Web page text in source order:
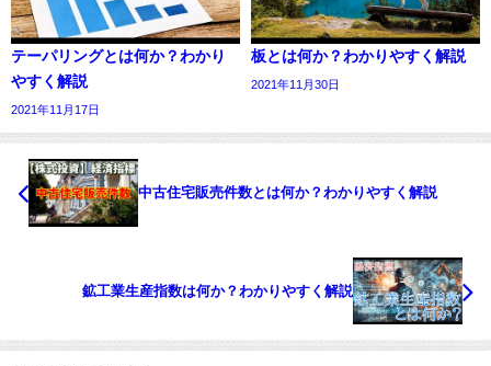
テーパリングとは何か？わかり
やすく解説
2021年11月17日
板とは何か？わかりやすく解説
2021年11月30日
中古住宅販売件数とは何か？わかりやすく解説
鉱工業生産指数は何か？わかりやすく解説